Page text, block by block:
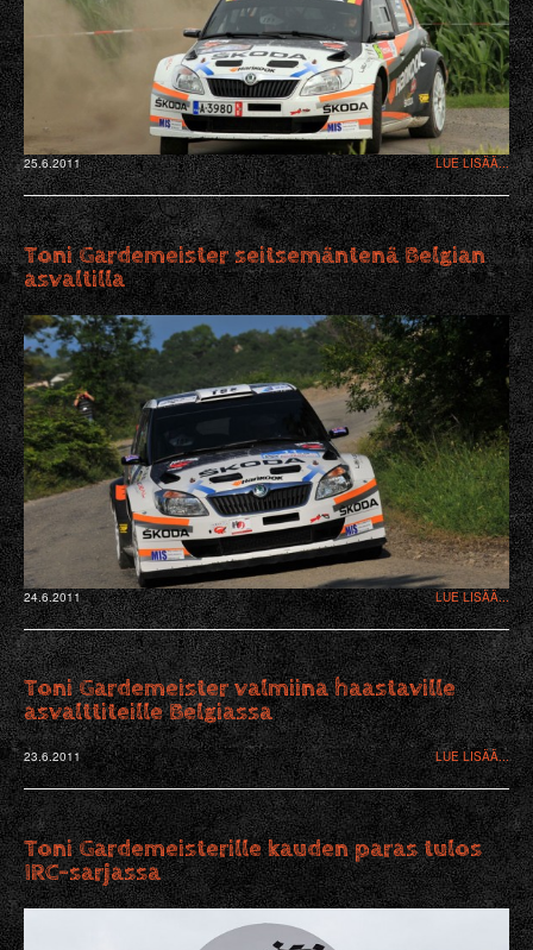
25.6.2011 LUE LISÄÄ...
Toni Gardemeister seitsemäntenä Belgian
asvaltilla
24.6.2011 LUE LISÄÄ...
Toni Gardemeister valmiina haastaville
asvalttiteille Belgiassa
23.6.2011 LUE LISÄÄ...
Toni Gardemeisterille kauden paras tulos
IRC-sarjassa